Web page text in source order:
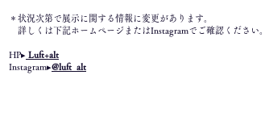
＊状況次第で展示に関する情報に変更があります。
詳しくは下記ホームページまたはInstagramでご確認ください。
HP▸ Luft+alt
Instagram▸@luft_alt